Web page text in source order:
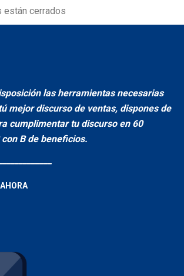
están cerrados
las herramientas necesarias
mejor discurso de ventas, dispones de
cumplimentar tu discurso en 60
con B de beneficios.